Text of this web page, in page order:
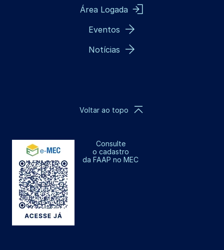
Área Logada
Eventos
Notícias
Consulte
o cadastro
da FAAP no MEC
Voltar ao topo